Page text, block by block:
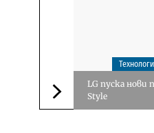
Следваща новина
LG пуска нови
Style